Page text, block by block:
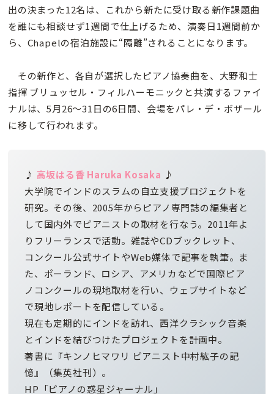
出の決まった12名は、これから新たに受け取る新作課題曲
を誰にも相談せず1週間で仕上げるため、演奏日1週間前か
ら、Chapelの宿泊施設に“隔離”されることになります。
その新作と、各自が選択したピアノ協奏曲を、大野和士
指揮 ブリュッセル・フィルハーモニックと共演するファイ
ナルは、5月26～31日の6日間、会場をパレ・デ・ボザール
に移して行われます。
♪ 高坂はる香 Haruka Kosaka ♪
大学院でインドのスラムの自立支援プロジェクトを
研究。その後、2005年からピアノ専門誌の編集者と
して国内外でピアニストの取材を行なう。2011年よ
りフリーランスで活動。雑誌やCDブックレット、
コンクール公式サイトやWeb媒体で記事を執筆。ま
た、ポーランド、ロシア、アメリカなどで国際ピア
ノコンクールの現地取材を行い、ウェブサイトなど
で現地レポートを配信している。
現在も定期的にインドを訪れ、西洋クラシック音楽
とインドを結びつけたプロジェクトを計画中。
著書に『キンノヒマワリ ピアニスト中村紘子の記
憶』（集英社刊）。
HP「ピアノの惑星ジャーナル」